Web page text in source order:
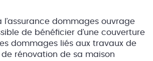
l’assurance dommages ouvrage
de bénéficier d’une couverture
dommages liés aux travaux de
rénovation de sa maison